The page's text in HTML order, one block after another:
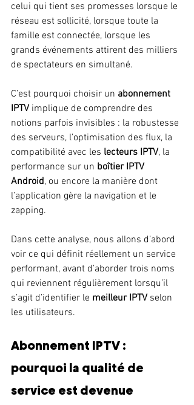
celui qui tient ses promesses lorsque le
réseau est sollicité, lorsque toute la
famille est connectée, lorsque les
grands événements attirent des milliers
de spectateurs en simultané.
C’est pourquoi choisir un abonnement
IPTV implique de comprendre des
notions parfois invisibles : la robustesse
des serveurs, l’optimisation des flux, la
compatibilité avec les lecteurs IPTV, la
performance sur un boîtier IPTV
Android, ou encore la manière dont
l’application gère la navigation et le
zapping.
Dans cette analyse, nous allons d’abord
voir ce qui définit réellement un service
performant, avant d’aborder trois noms
qui reviennent régulièrement lorsqu’il
s’agit d’identifier le meilleur IPTV selon
les utilisateurs.
Abonnement IPTV :
pourquoi la qualité de
service est devenue